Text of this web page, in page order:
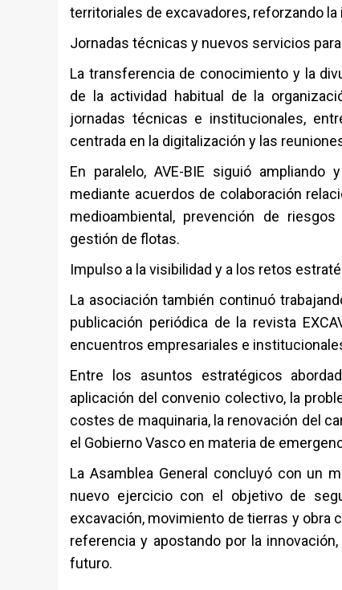
territoriales de excavadores, reforzando
Jornadas técnicas y nuevos servicios
La transferencia de conocimiento y la
de la actividad habitual de la
jornadas técnicas e institucionales,
centrada en la digitalización y las
En paralelo, AVE-BIE siguió
mediante acuerdos de colaboración
medioambiental, prevención de
gestión de flotas.
Impulso a la visibilidad y a los retos
La asociación también continuó
publicación periódica de la revista
encuentros empresariales e
Entre los asuntos estratégicos
aplicación del convenio colectivo, la
costes de maquinaria, la renovación del
el Gobierno Vasco en materia de
La Asamblea General concluyó con un
nuevo ejercicio con el objetivo de
excavación, movimiento de tierras y obra
referencia y apostando por la
futuro.